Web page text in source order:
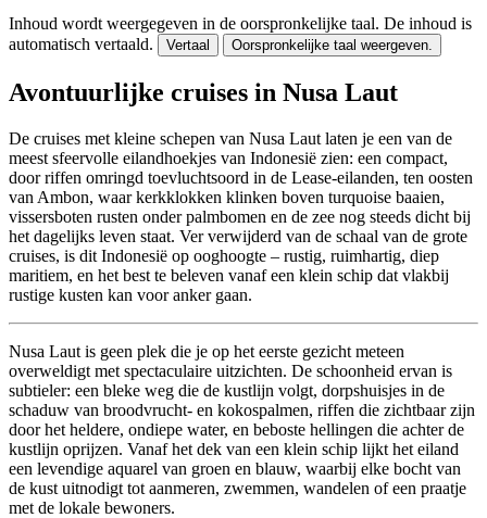
Inhoud wordt weergegeven in de oorspronkelijke taal. De inhoud is
automatisch vertaald.
Vertaal Oorspronkelijke taal weergeven.
Avontuurlijke cruises in Nusa Laut
De cruises met kleine schepen van Nusa Laut laten je een van de
meest sfeervolle eilandhoekjes van Indonesië zien: een compact,
door riffen omringd toevluchtsoord in de Lease-eilanden, ten oosten
van Ambon, waar kerkklokken klinken boven turquoise baaien,
vissersboten rusten onder palmbomen en de zee nog steeds dicht bij
het dagelijks leven staat. Ver verwijderd van de schaal van de grote
cruises, is dit Indonesië op ooghoogte – rustig, ruimhartig, diep
maritiem, en het best te beleven vanaf een klein schip dat vlakbij
rustige kusten kan voor anker gaan.
Nusa Laut is geen plek die je op het eerste gezicht meteen
overweldigt met spectaculaire uitzichten. De schoonheid ervan is
subtieler: een bleke weg die de kustlijn volgt, dorpshuisjes in de
schaduw van broodvrucht- en kokospalmen, riffen die zichtbaar zijn
door het heldere, ondiepe water, en beboste hellingen die achter de
kustlijn oprijzen. Vanaf het dek van een klein schip lijkt het eiland
een levendige aquarel van groen en blauw, waarbij elke bocht van
de kust uitnodigt tot aanmeren, zwemmen, wandelen of een praatje
met de lokale bewoners.